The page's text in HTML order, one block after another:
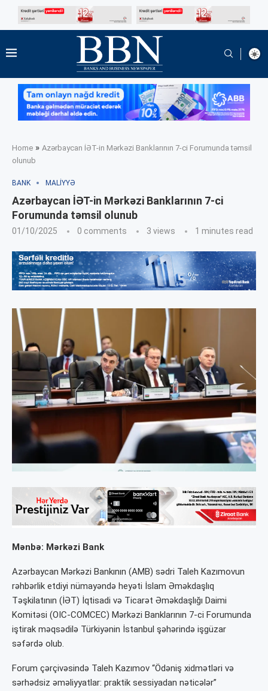
Home » Azərbaycan İƏT-in Mərkəzi Banklarının 7-ci Forumunda təmsil
olunub
BANK MALIYYƏ
Azərbaycan İƏT-in Mərkəzi Banklarının 7-ci
Forumunda təmsil olunub
01/10/2025 0 comments 3 views 1 minutes read
Mənbə: Mərkəzi Bank
Azərbaycan Mərkəzi Bankının (AMB) sədri Taleh Kazımovun
rəhbərlik etdiyi nümayəndə heyəti İslam Əməkdaşlıq
Təşkilatının (İƏT) İqtisadi və Ticarət Əməkdaşlığı Daimi
Komitəsi (OIC-COMCEC) Mərkəzi Banklarının 7-ci Forumunda
iştirak məqsədilə Türkiyənin İstanbul şəhərində işgüzar
səfərdə olub.
Forum çərçivəsində Taleh Kazımov “Ödəniş xidmətləri və
sərhədsiz əməliyyatlar: praktik sessiyadan nəticələr”